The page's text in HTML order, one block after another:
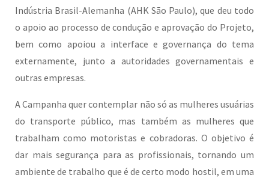
Indústria Brasil-Alemanha (AHK São Paulo), que deu todo
o apoio ao processo de condução e aprovação do Projeto,
bem como apoiou a interface e governança do tema
externamente, junto a autoridades governamentais e
outras empresas.
A Campanha quer contemplar não só as mulheres usuárias
do transporte público, mas também as mulheres que
trabalham como motoristas e cobradoras. O objetivo é
dar mais segurança para as profissionais, tornando um
ambiente de trabalho que é de certo modo hostil, em uma